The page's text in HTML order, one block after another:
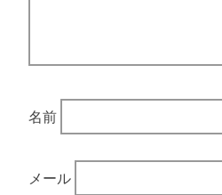
名前
メール